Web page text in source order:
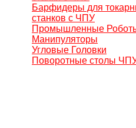
Барфидеры для
станков с ЧПУ
Промышленные
Манипуляторы
Угловые Головки
Поворотные столы